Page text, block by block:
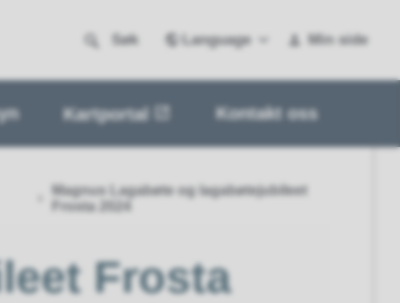
Søk Language Min side
Kartportal Kontakt oss
Magnus Lagabøte og lagabøtejubileet
Frosta 2024
Frosta